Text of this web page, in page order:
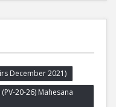
December 2021)
20-26) Mahesana